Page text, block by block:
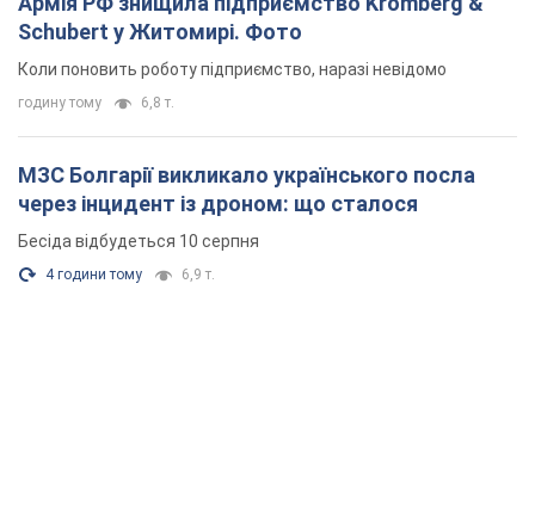
Schubert у Житомирі. Фото
Коли поновить роботу підприємство, наразі невідомо
годину тому 6,8 т.
МЗС Болгарії викликало українського посла
через інцидент із дроном: що сталося
Бесіда відбудеться 10 серпня
4 години тому 6,9 т.